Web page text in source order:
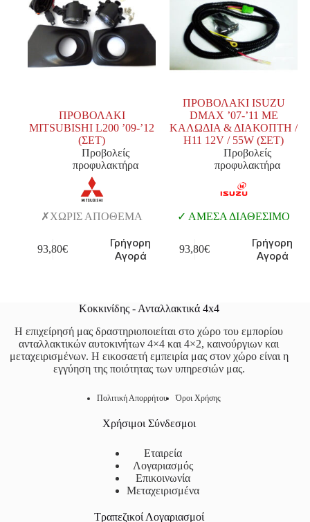
ΠΡΟΒΟΛΑΚΙ
MITSUBISHI L200 ’09-’12
(ΣΕΤ)
Προβολείς
προφυλακτήρα
ΧΩΡΙΣ ΑΠΟΘΕΜΑ
93,80€
Γρήγορη
Αγορά
ΠΡΟΒΟΛΑΚΙ ISUZU
DMAX ’07-’11 ΜΕ
ΚΑΛΩΔΙΑ & ΔΙΑΚΟΠΤΗ /
H11 12V / 55W (ΣΕΤ)
Προβολείς
προφυλακτήρα
ΑΜΕΣΑ ΔΙΑΘΕΣΙΜΟ
93,80€
Γρήγορη
Αγορά
Κοκκινίδης - Ανταλλακτικά 4x4
Η επιχείρησή μας δραστηριοποιείται στο χώρο του εμπορίου
ανταλλακτικών αυτοκινήτων 4×4 και 4×2, καινούργιων και
μεταχειρισμένων. Η εικοσαετή εμπειρία μας στον χώρο είναι η
εγγύηση της ποιότητας των υπηρεσιών μας.
Πολιτική Απορρήτου Όροι Χρήσης
Χρήσιμοι Σύνδεσμοι
Εταιρεία
Λογαριασμός
Επικοινωνία
Μεταχειρισμένα
Τραπεζικοί Λογαριασμοί